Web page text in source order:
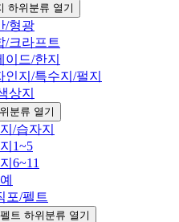
하위분류 열기
/형광
/크라프트
이드/한지
인지/특수지/펄지
상지
분류 열기
/습자지
1~5
6~11
포/펠트
트 하위분류 열기